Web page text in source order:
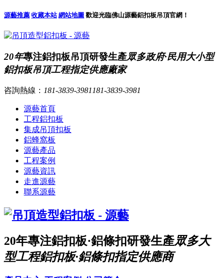
源藝推薦 收藏本站 網站地圖 歡迎光臨佛山源藝鋁扣板吊頂官網！
20年專注鋁扣板吊頂研發生產眾多政府·民用大小型
鋁扣板吊頂工程指定供應廠家
咨詢熱線： 181-3839-3981 181-3839-3981
源藝首頁
工程鋁扣板
集成吊頂扣板
鋁蜂窩板
源藝產品
工程案例
源藝資訊
走進源藝
聯系源藝
20年專注鋁扣板·鋁條扣研發生產眾多大
型工程鋁扣板·鋁條扣指定供應商